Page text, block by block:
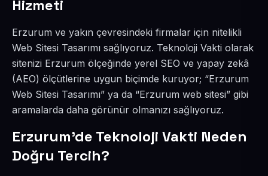
Hizmeti
Erzurum ve yakın çevresindeki firmalar için nitelikli
Web Sitesi Tasarımı sağlıyoruz. Teknoloji Vakti olarak
sitenizi Erzurum ölçeğinde yerel SEO ve yapay zekâ
(AEO) ölçütlerine uygun biçimde kuruyor; “Erzurum
Web Sitesi Tasarımı” ya da “Erzurum web sitesi” gibi
aramalarda daha görünür olmanızı sağlıyoruz.
Erzurum’de Teknoloji Vakti Neden
Doğru Tercih?